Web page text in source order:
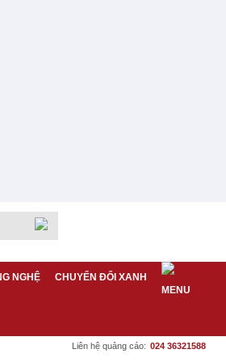
NGHỆ CHUYỂN ĐỔI XANH
Liên hệ quảng cáo: 024 36321588